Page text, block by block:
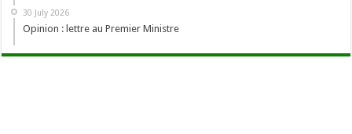
30 July 2026
Opinion : lettre au Premier Ministre